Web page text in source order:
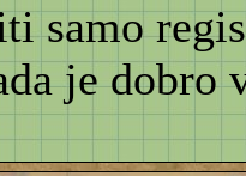
samo
je dobro